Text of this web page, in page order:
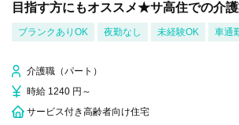
目指す方にもオススメ★サ高住での介護
ブランクありOK 夜勤なし 未経験OK 車通
介護職（パート）
時給 1240 円～
サービス付き高齢者向け住宅